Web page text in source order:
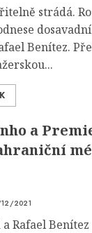
strádá.
dosavadní
Benítez.
a
2021
Rafael Benítez